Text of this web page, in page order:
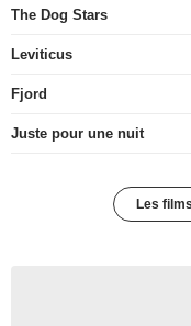
The Dog Stars
Leviticus
Fjord
Juste pour une nuit
Les